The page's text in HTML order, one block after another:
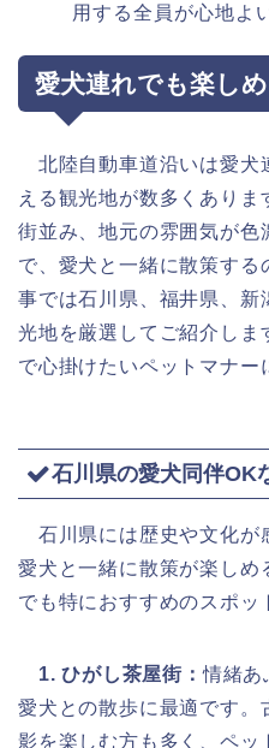
用する全員が心地よ
愛犬連れでも楽し
北陸自動車道沿いは愛犬
える観光地が数多くあり
街並み、地元の雰囲気が色
で、愛犬と一緒に散策する
事では石川県、福井県、新
光地を厳選してご紹介しま
で心掛けたいペットマナー
石川県の愛犬同伴OK
石川県には歴史や文化が
愛犬と一緒に散策が楽しめ
でも特におすすめのスポッ
1. ひがし茶屋街：情緒あ
愛犬との散歩に最適です。
影を楽しむ方も多く、ペッ